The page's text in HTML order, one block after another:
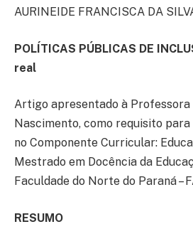
AURINEIDE FRANCISCA DA
POLÍTICAS PÚBLICAS DE
real
Artigo apresentado à Professora
Nascimento, como requisito
no Componente Curricular:
Mestrado em Docência da
Faculdade do Norte do Paraná –
RESUMO